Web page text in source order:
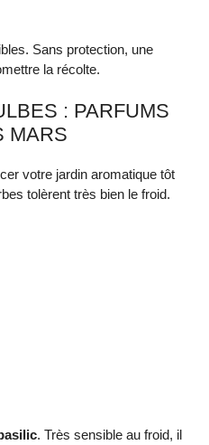
Sans protection, une
la récolte.
: PARFUMS
MARS
votre jardin aromatique tôt
tolèrent très bien le froid.
. Très sensible au froid, il